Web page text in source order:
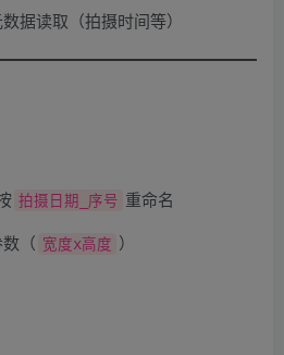
据读取（拍摄时间等）
拍摄日期_序号 重命名
（ 宽度x高度 ）